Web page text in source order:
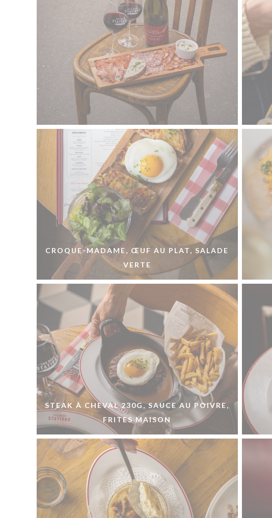
CROQUE-MADAME, ŒUF AU PLAT, SALADE
VERTE
STEAK À CHEVAL 230G, SAUCE AU POIVRE,
FRITES MAISON